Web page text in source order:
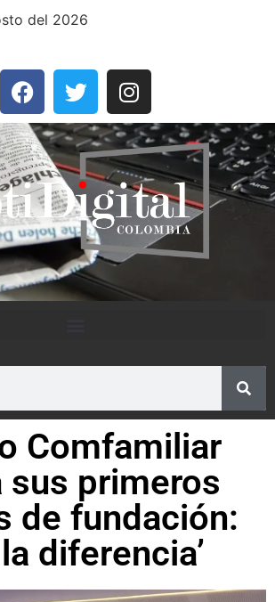
del 2026
Comfamiliar
sus primeros
de fundación:
diferencia’